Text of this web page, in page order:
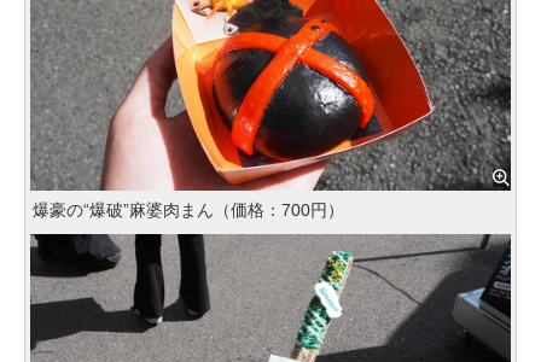
爆豪の“爆破”麻婆肉まん（価格：700円）